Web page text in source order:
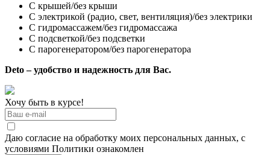
С крышей/без крыши
С электрикой (радио, свет, вентиляция)/без электрики
С гидромассажем/без гидромассажа
С подсветкой/без подсветки
С парогенератором/без парогенератора
Deto – удобство и надежность для Вас.
Хочу быть в курсе!
Даю согласие на обработку моих персональных данных, с
условиями Политики ознакомлен